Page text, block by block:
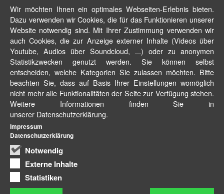
Wir möchten Ihnen ein optimales Webseiten-Erlebnis bieten.
Dazu verwenden wir Cookies, die für das Funktionieren unserer
Website notwendig sind. Mit Ihrer Zustimmung verwenden wir
auch Cookies, die zur Anzeige externer Inhalte (Videos über
Youtube, Audios über Soundcloud, ...) oder zu anonymen
Statistikzwecken genutzt werden. Sie können selbst
entscheiden, welche Kategorien Sie zulassen möchten. Bitte
beachten Sie, dass auf Basis Ihrer Einstellungen womöglich
nicht mehr alle Funktionalitäten der Seite zur Verfügung stehen.
Weitere Informationen finden Sie in
unserer Datenschutzerklärung.
Notwendig
Externe Inhalte
Statistiken
Impressum
Datenschutzerklärung